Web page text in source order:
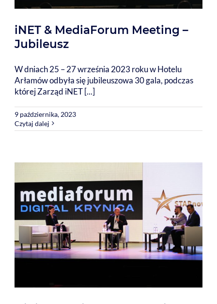
iNET & MediaForum Meeting –
Jubileusz
W dniach 25 – 27 września 2023 roku w Hotelu
Arłamów odbyła się jubileuszowa 30 gala, podczas
której Zarząd iNET [...]
9 października, 2023
Czytaj dalej